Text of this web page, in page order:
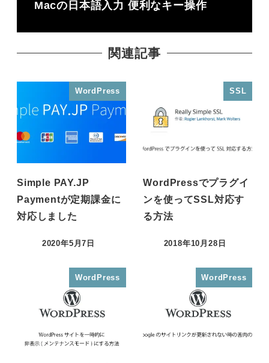
Macの日本語入力 便利なキー操作
関連記事
WordPress
Simple PAY.JP
Paymentが定期課金に
対応しました
投稿日
2020年5月7日
SSL
WordPressでプラグイ
ンを使ってSSL対応す
る方法
投稿日
2018年10月28日
WordPress WordPress